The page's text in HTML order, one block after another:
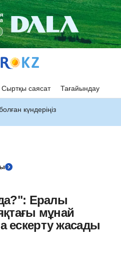
Сыртқы саясат Тағайындау
күндеріңіз
Ералы
мұнай
ескерту жасады